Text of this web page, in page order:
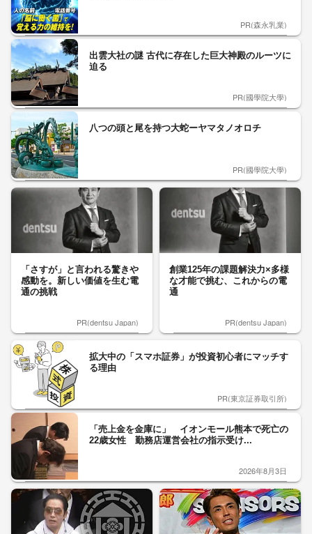
PR(森永乳業)
出雲大社の謎 古代に存在した巨大神殿のルーツに
迫る
PR(國學院大學)
八つの頭と尾を持つ大蛇ーヤマタノオロチ
PR(國學院大學)
「さすが」と言われる驚きや
感動を。新しい価値を生む電
通の挑戦
PR(dentsu Japan)
創業125年の課題解決力×多様
な才能で挑む、これからの電
通
PR(dentsu Japan)
拡大中の「スマホ証券」が投資初心者にマッチす
る理由
PR(東京証券取引所)
「売上金を金庫に」 イオンモール熊本で死亡の
22歳女性 勤務店運営会社の指示受け...
2026年8月3日